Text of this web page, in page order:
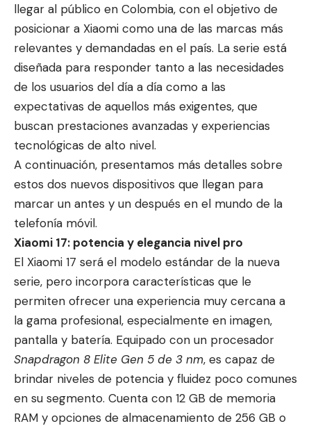
llegar al público en Colombia, con el objetivo de
posicionar a Xiaomi como una de las marcas más
relevantes y demandadas en el país. La serie está
diseñada para responder tanto a las necesidades
de los usuarios del día a día como a las
expectativas de aquellos más exigentes, que
buscan prestaciones avanzadas y experiencias
tecnológicas de alto nivel.
A continuación, presentamos más detalles sobre
estos dos nuevos dispositivos que llegan para
marcar un antes y un después en el mundo de la
telefonía móvil.
Xiaomi 17: potencia y elegancia nivel pro
El Xiaomi 17 será el modelo estándar de la nueva
serie, pero incorpora características que le
permiten ofrecer una experiencia muy cercana a
la gama profesional, especialmente en imagen,
pantalla y batería. Equipado con un procesador
Snapdragon 8 Elite Gen 5 de 3 nm, es capaz de
brindar niveles de potencia y fluidez poco comunes
en su segmento. Cuenta con 12 GB de memoria
RAM y opciones de almacenamiento de 256 GB o